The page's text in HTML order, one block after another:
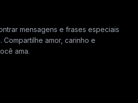
mensagens e frases especiais
Compartilhe amor, carinho e
ama.